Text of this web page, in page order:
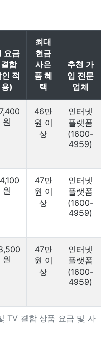
TV 결합 상품 요금 및 사
요금
합
적
용)
최대
현금
사은
품 혜
택
추천 가
입 전문
업체
원
46만
원 이
상
인터넷
플랫폼
(1600-
4959)
원
47만
원 이
상
인터넷
플랫폼
(1600-
4959)
원
47만
원 이
상
인터넷
플랫폼
(1600-
4959)